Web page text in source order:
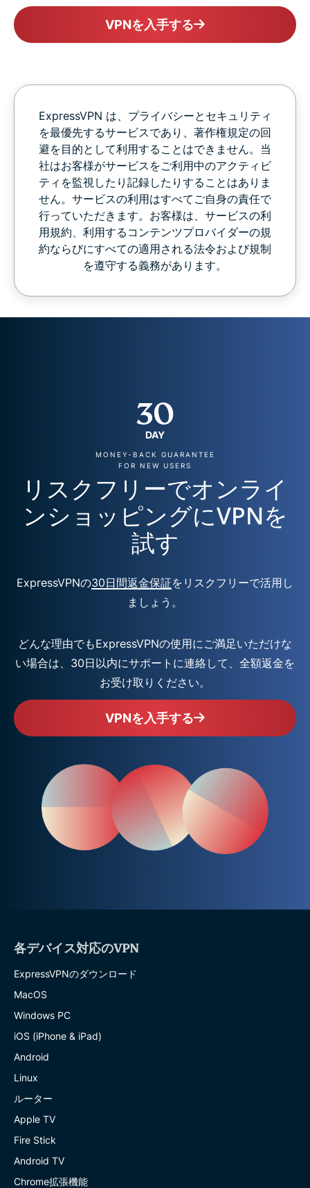
VPNを入手する
ExpressVPN は、プライバシーとセキュリティ
を最優先するサービスであり、著作権規定の回
避を目的として利用することはできません。当
社はお客様がサービスをご利用中のアクティビ
ティを監視したり記録したりすることはありま
せん。サービスの利用はすべてご自身の責任で
行っていただきます。お客様は、サービスの利
用規約、利用するコンテンツプロバイダーの規
約ならびにすべての適用される法令および規制
を遵守する義務があります。
30
DAY
MONEY-BACK GUARANTEE
FOR NEW USERS
リスクフリーでオンライ
ンショッピングにVPNを
試す
ExpressVPNの30日間返金保証をリスクフリーで活用し
ましょう。
どんな理由でもExpressVPNの使用にご満足いただけな
い場合は、30日以内にサポートに連絡して、全額返金を
お受け取りください。
VPNを入手する
各デバイス対応のVPN
ExpressVPNのダウンロード
MacOS
Windows PC
iOS (iPhone & iPad)
Android
Linux
ルーター
Apple TV
Fire Stick
Android TV
Chrome拡張機能